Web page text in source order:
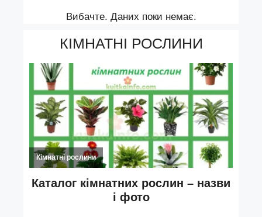
Вибачте. Даних поки немає.
КІМНАТНІ РОСЛИНИ